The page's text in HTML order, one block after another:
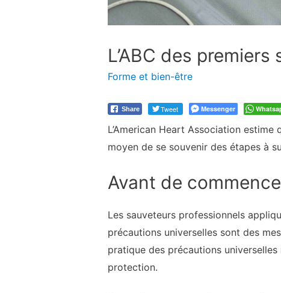
L’ABC des
Forme et bien-être
Share Tweet Messenger
L’American Heart Association
moyen de se souvenir des étapes à
Avant de
Les sauveteurs professionnels
précautions universelles sont des
pratique des précautions
protection.